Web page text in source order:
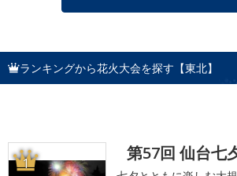
ランキングから花火大会を探す【東北】
1 第57回 仙台七